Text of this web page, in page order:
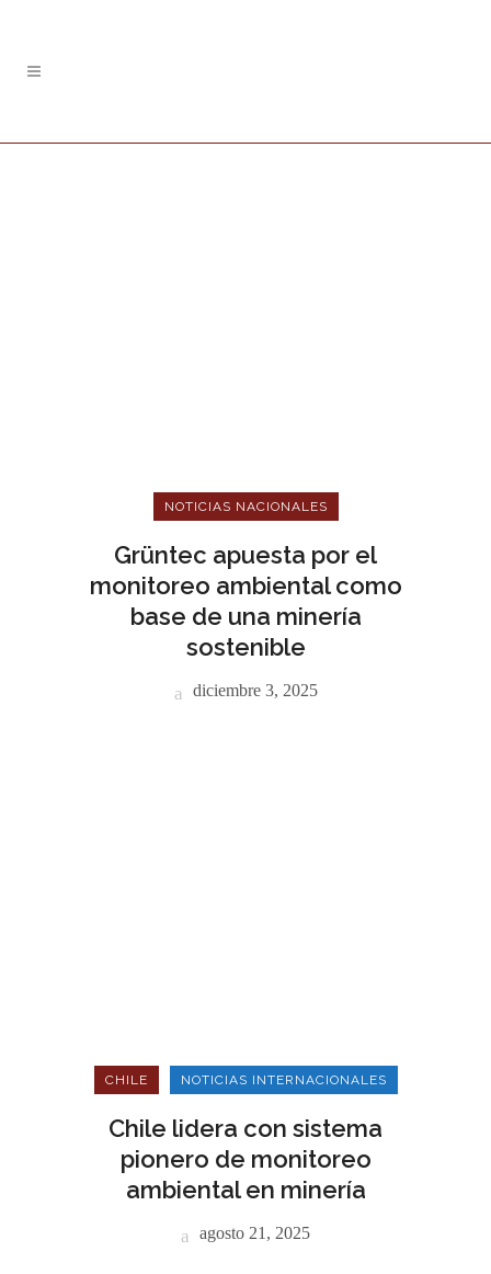
NOTICIAS NACIONALES
Grüntec apuesta por el
monitoreo ambiental como
base de una minería
sostenible
diciembre 3, 2025
CHILE NOTICIAS INTERNACIONALES
Chile lidera con sistema
pionero de monitoreo
ambiental en minería
agosto 21, 2025